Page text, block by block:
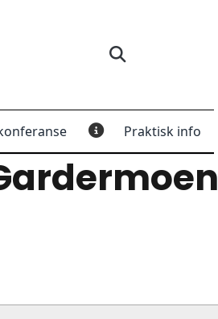
Praktisk info